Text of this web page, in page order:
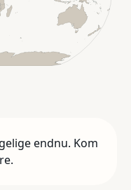
endnu. Kom